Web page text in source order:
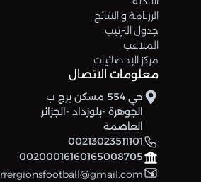
الرزنامة و النتائج
جدول الترتيب
الملاعب
مركز الإحصائيات
معلومات الاتصال
حي 554 مسكن برج ب
الجوهرة -بلوزداد -الجزائر
العاصمة
00213023511101
00200016160165008705